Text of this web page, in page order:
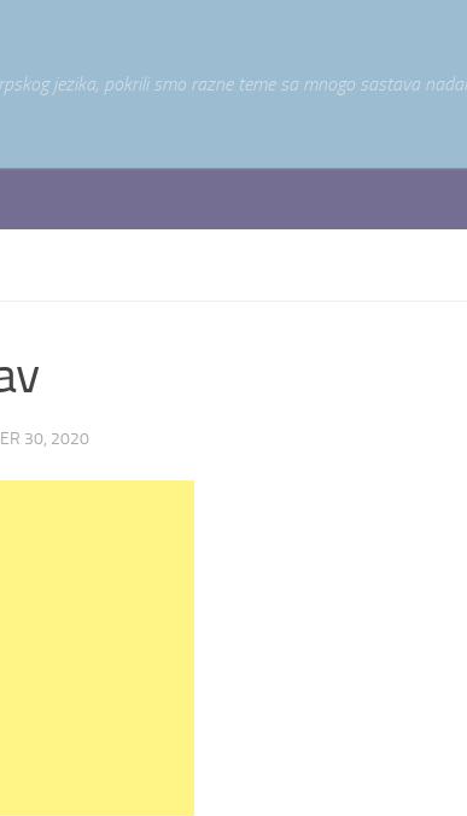
jezika, pokrili smo razne teme sa mnogo sastava
30, 2020